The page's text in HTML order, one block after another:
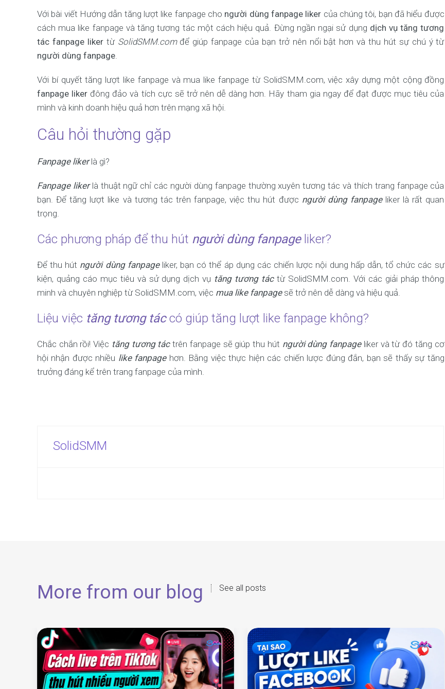
Với bài viết Hướng dẫn tăng lượt like fanpage cho người dùng fanpage liker của chúng tôi, bạn đã hiểu được
cách mua like fanpage và tăng tương tác một cách hiệu quả. Đừng ngần ngại sử dụng dịch vụ tăng tương
tác fanpage likertừ SolidSMM.comđể giúp fanpage của bạn trở nên nổi bật hơn và thu hút sự chú ý từ
người dùng fanpage.
Với bí quyết tăng lượt like fanpage và mua like fanpage từ SolidSMM.com, việc xây dựng một cộng đồng
fanpage liker đông đảo và tích cực sẽ trở nên dễ dàng hơn. Hãy tham gia ngay để đạt được mục tiêu của
mình và kinh doanh hiệu quả hơn trên mạng xã hội.
Câu hỏi thường gặp
Fanpage likerlà gì?
Fanpage likerlà thuật ngữ chỉ các người dùng fanpage thường xuyên tương tác và thích trang fanpage của
bạn. Để tăng lượt like và tương tác trên fanpage, việc thu hút được người dùng fanpageliker là rất quan
trọng.
Các phương pháp để thu hút người dùng fanpageliker?
Để thu hút người dùng fanpageliker, bạn có thể áp dụng các chiến lược nội dung hấp dẫn, tổ chức các sự
kiện, quảng cáo mục tiêu và sử dụng dịch vụ tăng tương táctừ SolidSMM.com. Với các giải pháp thông
minh và chuyên nghiệp từ SolidSMM.com, việc mua like fanpagesẽ trở nên dễ dàng và hiệu quả.
Liệu việc tăng tương táccó giúp tăng lượt like fanpage không?
Chắc chắn rồi! Việc tăng tương táctrên fanpage sẽ giúp thu hút người dùng fanpageliker và từ đó tăng cơ
hội nhận được nhiều like fanpagehơn. Bằng việc thực hiện các chiến lược đúng đắn, bạn sẽ thấy sự tăng
trưởng đáng kể trên trang fanpage của mình.
SolidSMM
More from our blog See all posts